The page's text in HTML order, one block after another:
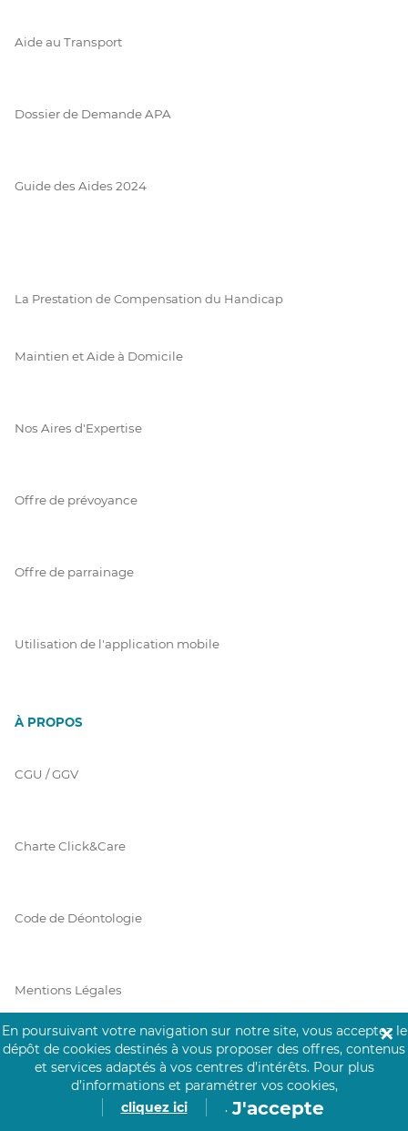
Aide au Transport
Dossier de Demande APA
Guide des Aides 2024
La Prestation de Compensation du Handicap
Maintien et Aide à Domicile
Nos Aires d'Expertise
Offre de prévoyance
Offre de parrainage
Utilisation de l'application mobile
À PROPOS
CGU / GGV
Charte Click&Care
Code de Déontologie
Mentions Légales
Prérequis Click&Care
En poursuivant votre navigation sur notre site, vous acceptez le
dépôt de cookies destinés à vous proposer des offres, contenus
et services adaptés à vos centres d’intérêts. Pour plus
d’informations et paramétrer vos cookies,
cliquez ici
. J'accepte
✕